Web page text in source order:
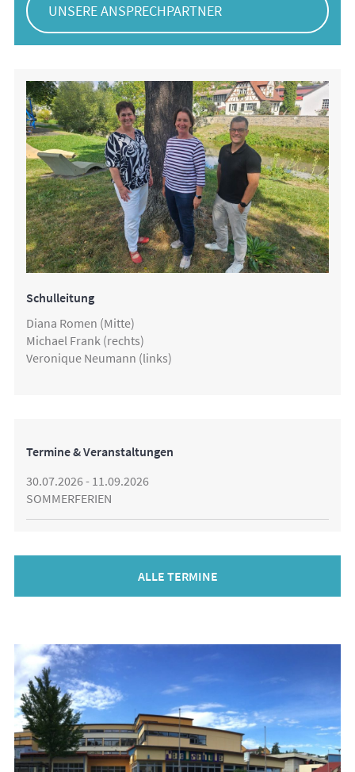
UNSERE ANSPRECHPARTNER
Schulleitung
Diana Romen (Mitte)
Michael Frank (rechts)
Veronique Neumann (links)
Termine & Veranstaltungen
30.07.2026 - 11.09.2026
SOMMERFERIEN
ALLE TERMINE